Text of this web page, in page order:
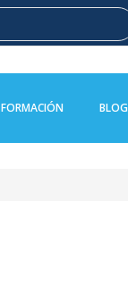
FORMACIÓN BLOG